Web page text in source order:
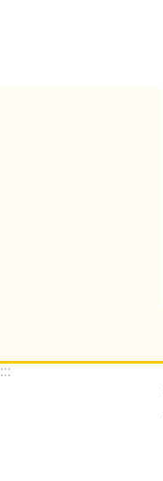
:::